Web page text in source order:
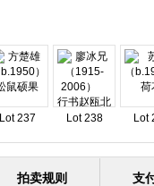
Lot 237 Lot 238 Lot
拍卖规则 支